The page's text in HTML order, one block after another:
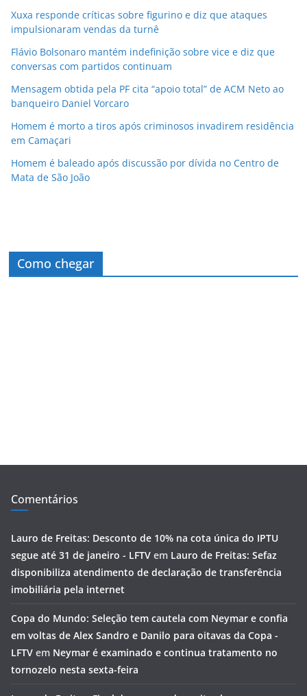
Xuxa responde críticas sobre figurino e diz que ataques
impulsionaram vendas da turnê
Flávio Bolsonaro mantém indefinição sobre vice e diz que
conversas com partidos continuam
Mensagem obtida pela PF cita “apoio total” de ACM Neto ao
banqueiro Daniel Vorcaro
Homem é morto a tiros após criminosos invadirem residência
em Camaçari
Homem é baleado após discussão por dívida no Centro de
Mata de São João
Como chegar
Comentários
Lauro de Freitas: Desconto de 10% na cota única do IPTU
segue até 31 de janeiro - LFTV em Lauro de Freitas: Sefaz
disponibiliza atendimento de declaração de transferência
imobiliária pela internet
Copa do Mundo: Seleção tem cautela com Neymar e confia
em voltas de Alex Sandro e Danilo para oitavas da Copa -
LFTV em Neymar é examinado e continua tratamento no
tornozelo nesta sexta-feira